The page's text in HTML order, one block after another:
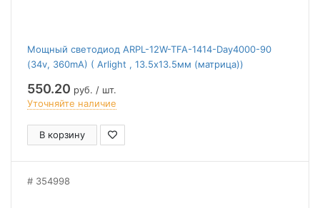
Мощный светодиод ARPL-12W-TFA-1414-Day4000-90
(34v, 360mA) ( Arlight , 13.5х13.5мм (матрица))
550.20 руб. / шт.
Уточняйте наличие
В корзину
354998